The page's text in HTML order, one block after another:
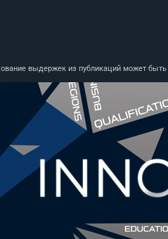
выдержек из публикаций может